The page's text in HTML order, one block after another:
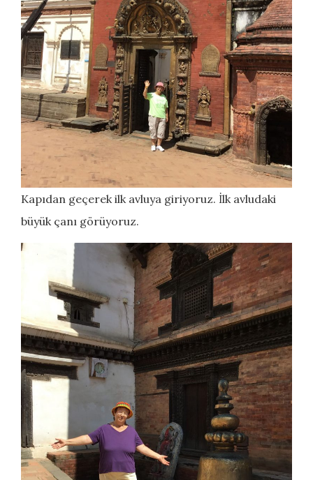
Kapıdan geçerek ilk avluya giriyoruz. İlk avludaki
büyük çanı görüyoruz.